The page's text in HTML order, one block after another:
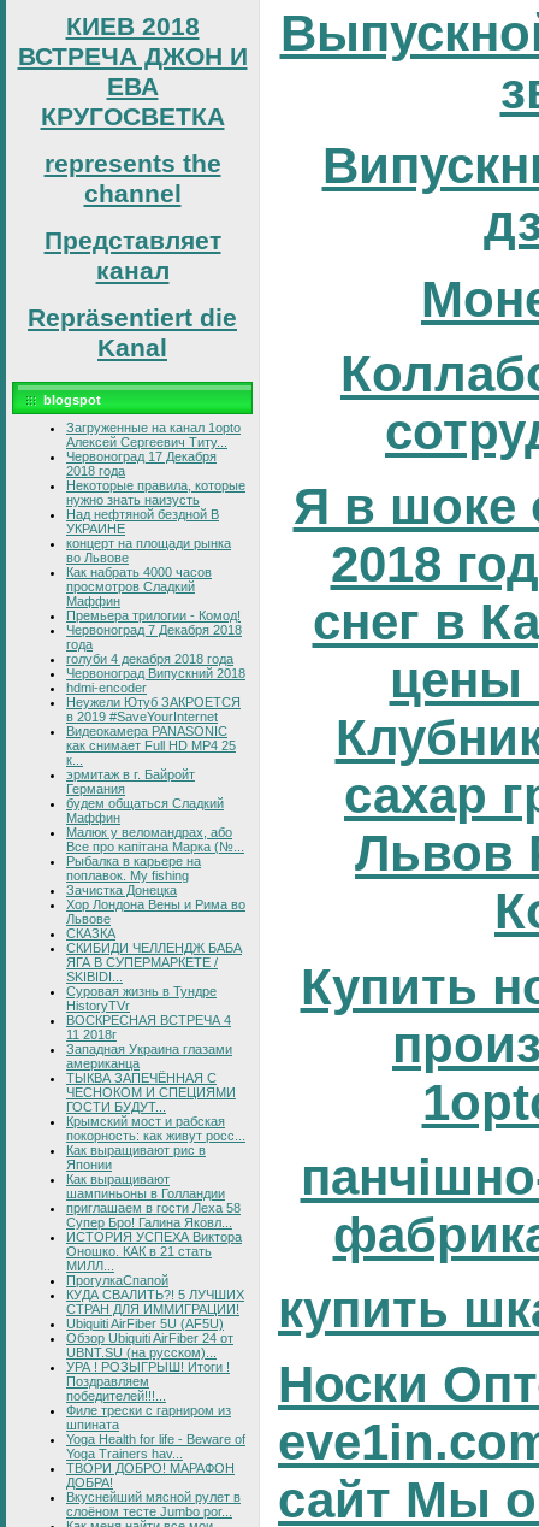
КИЕВ 2018
ВСТРЕЧА ДЖОН И
ЕВА
КРУГОСВЕТКА
represents the
channel
Представляет
канал
Repräsentiert die
Kanal
blogspot
Загруженные на канал 1opto
Алексей Сергеевич Титу...
Червоноград 17 Декабря
2018 года
Некоторые правила, которые
нужно знать наизусть
Над нефтяной бездной В
УКРАИНЕ
концерт на площади рынка
во Львове
Как набрать 4000 часов
просмотров Сладкий
Маффин
Премьера трилогии - Комод!
Червоноград 7 Декабря 2018
года
голуби 4 декабря 2018 года
Червоноград Випускний 2018
hdmi-encoder
Неужели Ютуб ЗАКРОЕТСЯ
в 2019 #SaveYourInternet
Видеокамера PANASONIC
как снимает Full HD MP4 25
к...
эрмитаж в г. Байройт
Германия
будем общаться Сладкий
Маффин
Малюк у веломандрах, або
Все про капітана Марка (№...
Рыбалка в карьере на
поплавок. My fishing
Зачистка Донецка
Хор Лондона Вены и Рима во
Львове
СКАЗКА
СКИБИДИ ЧЕЛЛЕНДЖ БАБА
ЯГА В СУПЕРМАРКЕТЕ /
SKIBIDI...
Суровая жизнь в Тундре
HistoryTVr
ВОСКРЕСНАЯ ВСТРЕЧА 4
11 2018г
Западная Украина глазами
американца
ТЫКВА ЗАПЕЧЁННАЯ С
ЧЕСНОКОМ И СПЕЦИЯМИ
ГОСТИ БУДУТ...
Крымский мост и рабская
покорность: как живут росс...
Как выращивают рис в
Японии
Как выращивают
шампиньоны в Голландии
приглашаем в гости Леха 58
Супер Бро! Галина Яковл...
ИСТОРИЯ УСПЕХА Виктора
Оношко. КАК в 21 стать
МИЛЛ...
ПрогулкаСпапой
КУДА СВАЛИТЬ?! 5 ЛУЧШИХ
СТРАН ДЛЯ ИММИГРАЦИИ!
Ubiquiti AirFiber 5U (AF5U)
Обзор Ubiquiti AirFiber 24 от
UBNT.SU (на русском)...
УРА ! РОЗЫГРЫШ! Итоги !
Поздравляем
победителей!!!...
Филе трески с гарниром из
шпината
Yoga Health for life - Beware of
Yoga Trainers hav...
ТВОРИ ДОБРО! МАРАФОН
ДОБРА!
Вкуснейший мясной рулет в
слоёном тесте Jumbo por...
Я в шоке
2018
снег в
цены
сахар
Львов
Купить
купить
Носки
сайт Мы